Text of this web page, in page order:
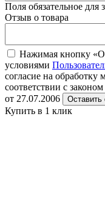
Поля обязательное для
Отзыв о товара
Нажимая кнопку
условиями
согласие на
соответствии с
от 27.07.2006
Оставить
Купить в 1 клик